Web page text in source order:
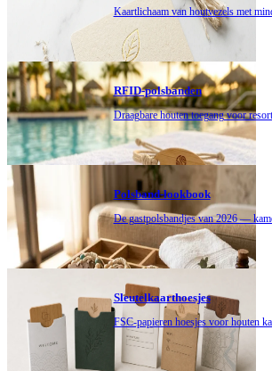
Kaartlichaam van houtvezels met
RFID-polsbanden
Draagbare houten toegang voor
Polsband-lookbook
De gastpolsbandjes van 2026 —
Sleutelkaarthoesjes
FSC-papieren hoesjes voor houten